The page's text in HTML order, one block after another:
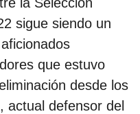
sigue siendo un
que estuvo
desde los
actual defensor del